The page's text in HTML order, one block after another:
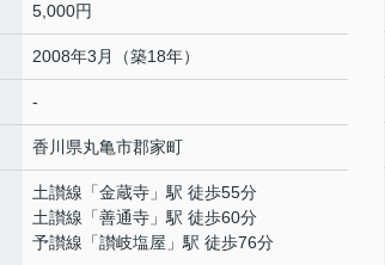
5,000円
2008年3月（築18年）
-
香川県丸亀市郡家町
土讃線 「金蔵寺 」駅 徒歩55分
土讃線 「善通寺 」駅 徒歩60分
予讃線 「讃岐塩屋 」駅 徒歩76分